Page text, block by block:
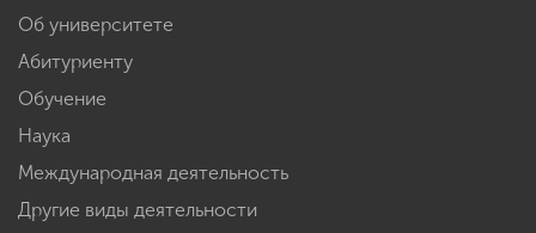
Об университете
Абитуриенту
Обучение
Наука
Международная деятельность
Другие виды деятельности